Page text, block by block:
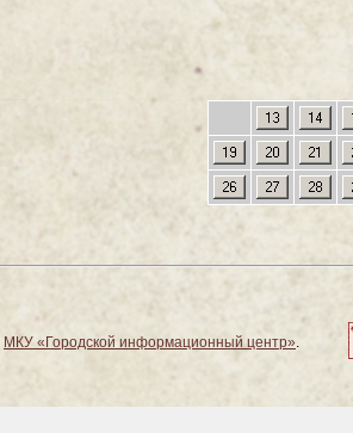
МКУ «Городской информационный центр».